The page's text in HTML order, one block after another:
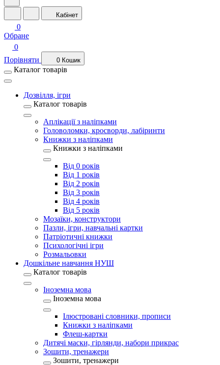
Кабінет
0
Обране
0
Порівняти
0 Кошик
Каталог товарів
Дозвілля, ігри
Каталог товарів
Аплікації з наліпками
Головоломки, кросворди, лабіринти
Книжки з наліпками
Книжки з наліпками
Від 0 років
Від 1 років
Від 2 років
Від 3 років
Від 4 років
Від 5 років
Мозаїки, конструктори
Пазли, ігри, навчальні картки
Патріотичні книжки
Психологічні ігри
Розмальовки
Дошкільне навчання НУШ
Каталог товарів
Іноземна мова
Іноземна мова
Ілюстровані словники, прописи
Книжки з наліпками
Флеш-картки
Дитячі маски, гірлянди, набори прикрас
Зошити, тренажери
Зошити, тренажери